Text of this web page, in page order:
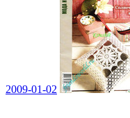
2009-01-02